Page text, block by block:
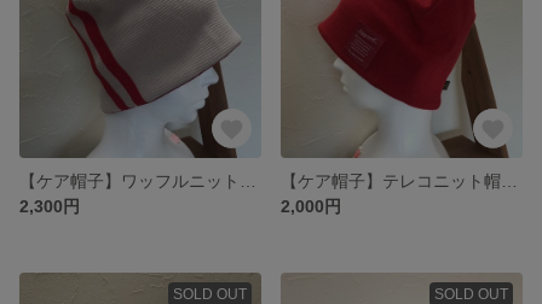
2,300円
2,000円
SOLD OUT SOLD OUT